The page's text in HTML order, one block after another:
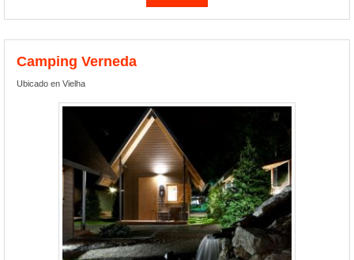
Camping Verneda
Ubicado en Vielha